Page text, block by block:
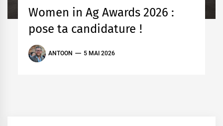
Women in Ag Awards 2026 :
pose ta candidature !
ANTOON 5 MAI 2026